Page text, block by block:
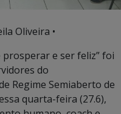
Oliveira •
prosperar e ser feliz” foi
do
Regime Semiaberto de
quarta-feira (27.6),